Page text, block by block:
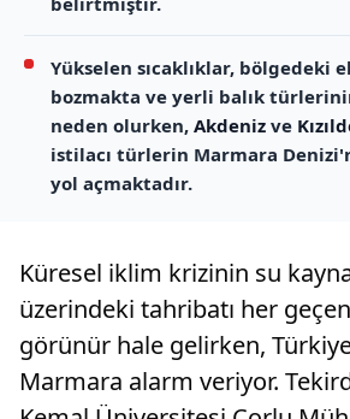
Yükselen sıcaklıklar, bölgedeki
bozmakta ve yerli balık
neden olurken, Akdeniz ve
istilacı türlerin Marmara
yol açmaktadır.
Küresel iklim krizinin su
üzerindeki tahribatı her
görünür hale gelirken,
Marmara alarm veriyor.